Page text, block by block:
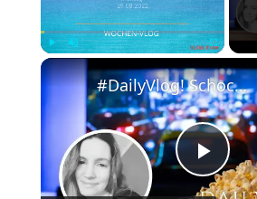
Play Unmute
Play
#DailyVlog! Schocknachrichten am Dienstag. Wie geht es jetzt weiter mit Chicago P.D?